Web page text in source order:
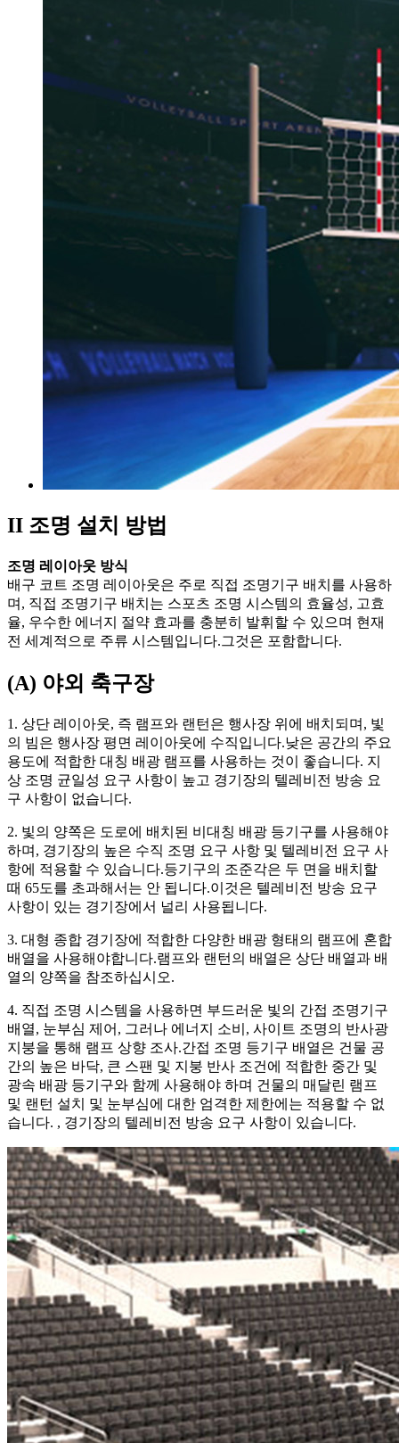
II 조명 설치 방법
조명 레이아웃 방식
배구 코트 조명 레이아웃은 주로 직접 조명기구 배치를 사용하
며, 직접 조명기구 배치는 스포츠 조명 시스템의 효율성, 고효
율, 우수한 에너지 절약 효과를 충분히 발휘할 수 있으며 현재
전 세계적으로 주류 시스템입니다.그것은 포함합니다.
(A) 야외 축구장
1. 상단 레이아웃, 즉 램프와 랜턴은 행사장 위에 배치되며, 빛
의 빔은 행사장 평면 레이아웃에 수직입니다.낮은 공간의 주요
용도에 적합한 대칭 배광 램프를 사용하는 것이 좋습니다. 지
상 조명 균일성 요구 사항이 높고 경기장의 텔레비전 방송 요
구 사항이 없습니다.
2. 빛의 양쪽은 도로에 배치된 비대칭 배광 등기구를 사용해야
하며, 경기장의 높은 수직 조명 요구 사항 및 텔레비전 요구 사
항에 적용할 수 있습니다.등기구의 조준각은 두 면을 배치할
때 65도를 초과해서는 안 됩니다.이것은 텔레비전 방송 요구
사항이 있는 경기장에서 널리 사용됩니다.
3. 대형 종합 경기장에 적합한 다양한 배광 형태의 램프에 혼합
배열을 사용해야합니다.램프와 랜턴의 배열은 상단 배열과 배
열의 양쪽을 참조하십시오.
4. 직접 조명 시스템을 사용하면 부드러운 빛의 간접 조명기구
배열, 눈부심 제어, 그러나 에너지 소비, 사이트 조명의 반사광
지붕을 통해 램프 상향 조사.간접 조명 등기구 배열은 건물 공
간의 높은 바닥, 큰 스팬 및 지붕 반사 조건에 적합한 중간 및
광속 배광 등기구와 함께 사용해야 하며 건물의 매달린 램프
및 랜턴 설치 및 눈부심에 대한 엄격한 제한에는 적용할 수 없
습니다. , 경기장의 텔레비전 방송 요구 사항이 있습니다.